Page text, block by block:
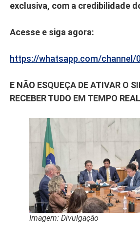
exclusiva, com a credibilidade
Acesse e siga agora:
https://whatsapp.com/channel/
E NÃO ESQUEÇA DE ATIVAR O
RECEBER TUDO EM TEMPO
Imagem: Divulgação